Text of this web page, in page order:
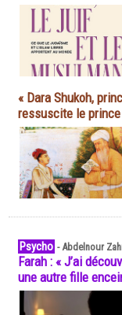
« Dara Shukoh,
ressuscite le
Psycho -Abdelnour
Farah : « J’ai
une autre fille